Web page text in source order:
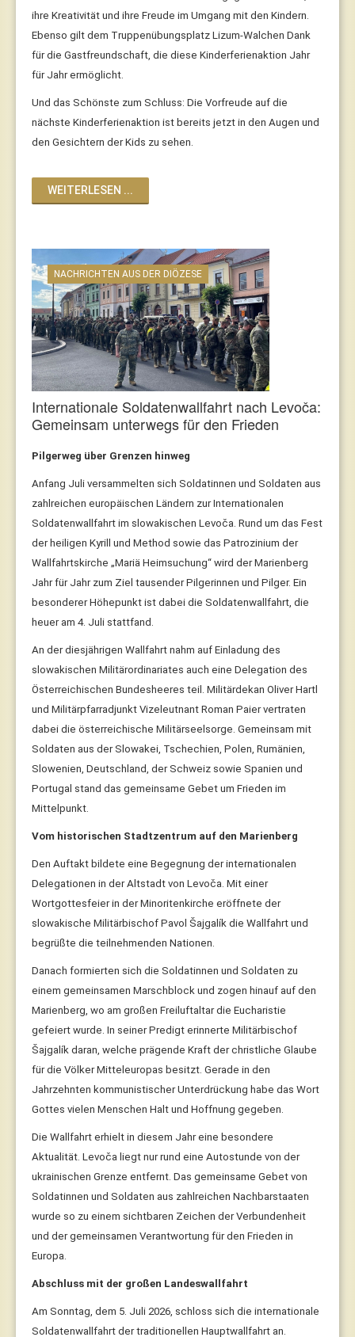
ihre Kreativität und ihre Freude im Umgang mit den Kindern.
Ebenso gilt dem Truppenübungsplatz Lizum-Walchen Dank
für die Gastfreundschaft, die diese Kinderferienaktion Jahr
für Jahr ermöglicht.
Und das Schönste zum Schluss: Die Vorfreude auf die
nächste Kinderferienaktion ist bereits jetzt in den Augen und
den Gesichtern der Kids zu sehen.
WEITERLESEN ...
NACHRICHTEN AUS DER DIÖZESE
Internationale Soldatenwallfahrt nach Levoča:
Gemeinsam unterwegs für den Frieden
Pilgerweg über Grenzen hinweg
Anfang Juli versammelten sich Soldatinnen und Soldaten aus
zahlreichen europäischen Ländern zur Internationalen
Soldatenwallfahrt im slowakischen Levoča. Rund um das Fest
der heiligen Kyrill und Method sowie das Patrozinium der
Wallfahrtskirche „Mariä Heimsuchung“ wird der Marienberg
Jahr für Jahr zum Ziel tausender Pilgerinnen und Pilger. Ein
besonderer Höhepunkt ist dabei die Soldatenwallfahrt, die
heuer am 4. Juli stattfand.
An der diesjährigen Wallfahrt nahm auf Einladung des
slowakischen Militärordinariates auch eine Delegation des
Österreichischen Bundesheeres teil. Militärdekan Oliver Hartl
und Militärpfarradjunkt Vizeleutnant Roman Paier vertraten
dabei die österreichische Militärseelsorge. Gemeinsam mit
Soldaten aus der Slowakei, Tschechien, Polen, Rumänien,
Slowenien, Deutschland, der Schweiz sowie Spanien und
Portugal stand das gemeinsame Gebet um Frieden im
Mittelpunkt.
Vom historischen Stadtzentrum auf den Marienberg
Den Auftakt bildete eine Begegnung der internationalen
Delegationen in der Altstadt von Levoča. Mit einer
Wortgottesfeier in der Minoritenkirche eröffnete der
slowakische Militärbischof Pavol Šajgalík die Wallfahrt und
begrüßte die teilnehmenden Nationen.
Danach formierten sich die Soldatinnen und Soldaten zu
einem gemeinsamen Marschblock und zogen hinauf auf den
Marienberg, wo am großen Freiluftaltar die Eucharistie
gefeiert wurde. In seiner Predigt erinnerte Militärbischof
Šajgalík daran, welche prägende Kraft der christliche Glaube
für die Völker Mitteleuropas besitzt. Gerade in den
Jahrzehnten kommunistischer Unterdrückung habe das Wort
Gottes vielen Menschen Halt und Hoffnung gegeben.
Die Wallfahrt erhielt in diesem Jahr eine besondere
Aktualität. Levoča liegt nur rund eine Autostunde von der
ukrainischen Grenze entfernt. Das gemeinsame Gebet von
Soldatinnen und Soldaten aus zahlreichen Nachbarstaaten
wurde so zu einem sichtbaren Zeichen der Verbundenheit
und der gemeinsamen Verantwortung für den Frieden in
Europa.
Abschluss mit der großen Landeswallfahrt
Am Sonntag, dem 5. Juli 2026, schloss sich die internationale
Soldatenwallfahrt der traditionellen Hauptwallfahrt an.